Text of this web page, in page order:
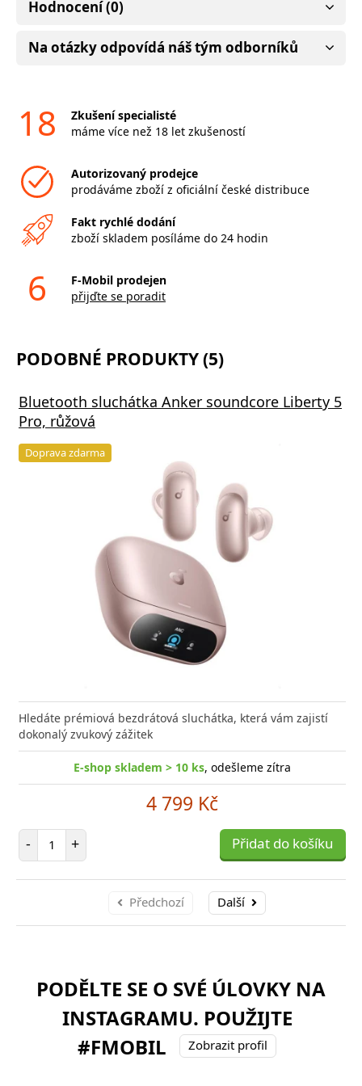
Hodnocení (0)
Na otázky odpovídá náš tým odborníků
18
Zkušení specialisté
máme více než 18 let zkušeností
Autorizovaný prodejce
prodáváme zboží z oficiální české distribuce
Fakt rychlé dodání
zboží skladem posíláme do 24 hodin
6
F-Mobil prodejen
přijďte se poradit
PODOBNÉ PRODUKTY (5)
Bluetooth sluchátka Anker soundcore Liberty 5
Pro, růžová
Doprava zdarma
Hledáte prémiová bezdrátová sluchátka, která vám zajistí
dokonalý zvukový zážitek
E-shop skladem > 10 ks, odešleme zítra
4 799 Kč
- Počet položek
+ Přidat do košíku
Předchozí Další
PODĚLTE SE O SVÉ ÚLOVKY NA
INSTAGRAMU. POUŽIJTE
#FMOBIL
Zobrazit profil